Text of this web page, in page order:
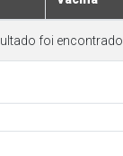
foi encontrado.